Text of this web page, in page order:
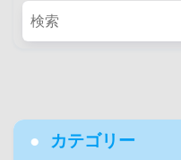
カテゴリー